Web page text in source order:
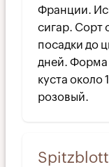
Франции.
сигар. Сорт
посадки до
дней. Форма
куста около
розовый.